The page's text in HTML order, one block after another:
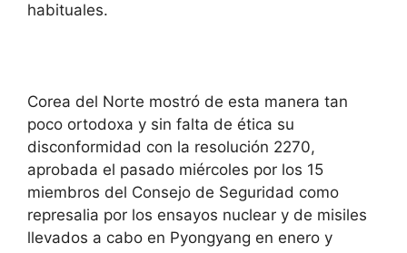
habituales.
Corea del Norte mostró de esta manera tan
poco ortodoxa y sin falta de ética su
disconformidad con la resolución 2270,
aprobada el pasado miércoles por los 15
miembros del Consejo de Seguridad como
represalia por los ensayos nuclear y de misiles
llevados a cabo en Pyongyang en enero y